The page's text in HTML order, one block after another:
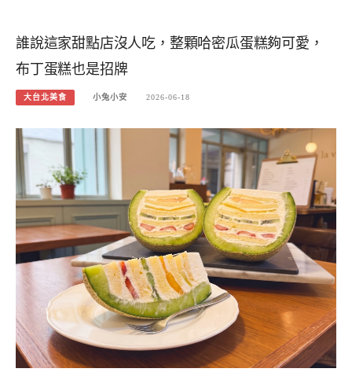
誰說這家甜點店沒人吃，整顆哈密瓜蛋糕夠可愛，
布丁蛋糕也是招牌
大台北美食 小兔小安 2026-06-18